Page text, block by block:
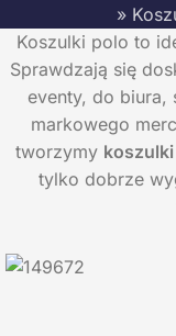
»
Koszulki polo to
Sprawdzają się
eventy, do biura,
markowego
tworzymy
tylko dobrze